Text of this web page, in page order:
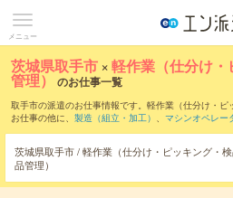
メニュー
茨城県取手市 ×軽作業（仕分け
管理） のお仕事一覧
取手市の派遣のお仕事情報です。軽作業（仕分け・
お仕事の他に、 製造（組立・加工） 、 マシンオペレー
軽作業（
管理）のお仕事とは？とは？
茨城県取手市 / 軽作業（仕分け・ピッキング・
品管理）